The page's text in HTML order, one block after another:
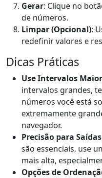
Gerar: Clique no
de números.
Limpar (Opcional):
redefinir valores e
Dicas Práticas
Use Intervalos
intervalos grandes,
números você está
extremamente
navegador.
Precisão para
são essenciais, use
mais alta,
Opções de